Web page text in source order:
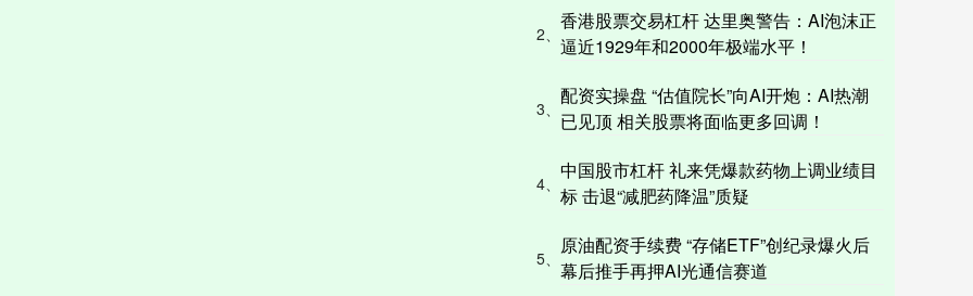
2、
香港股票交易杠杆 达里奥警告：AI泡沫正
逼近1929年和2000年极端水平！
3、
配资实操盘 “估值院长”向AI开炮：AI热潮
已见顶 相关股票将面临更多回调！
4、
中国股市杠杆 礼来凭爆款药物上调业绩目
标 击退“减肥药降温”质疑
5、
原油配资手续费 “存储ETF”创纪录爆火后
幕后推手再押AI光通信赛道